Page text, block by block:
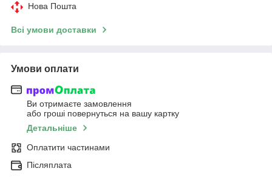
Нова Пошта
Всі умови доставки
Умови оплати
Ви отримаєте замовлення
або гроші повернуться на вашу картку
Детальніше
Оплатити частинами
Післяплата